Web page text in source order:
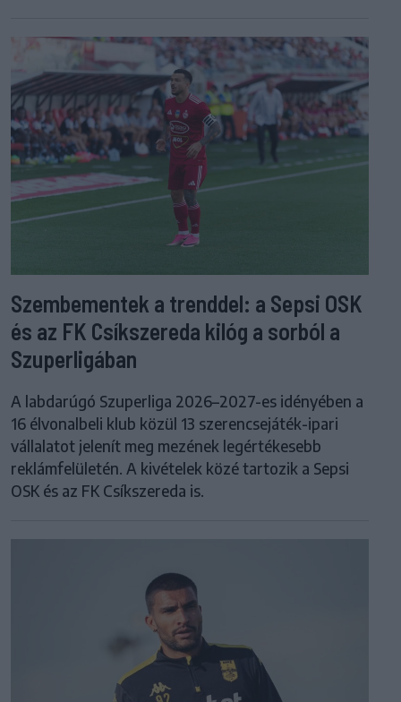
Szembementek a trenddel: a Sepsi OSK
és az FK Csíkszereda kilóg a sorból a
Szuperligában
A labdarúgó Szuperliga 2026–2027-es idényében a
16 élvonalbeli klub közül 13 szerencsejáték-ipari
vállalatot jelenít meg mezének legértékesebb
reklámfelületén. A kivételek közé tartozik a Sepsi
OSK és az FK Csíkszereda is.